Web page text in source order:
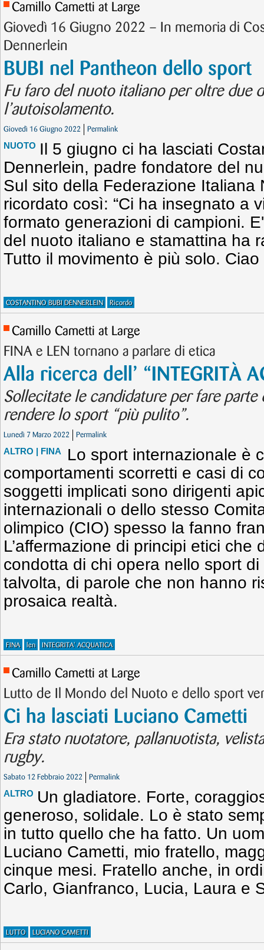
Camillo Cametti at Large
Giovedì 16 Giugno 2022 – In memoria di
Dennerlein
BUBI nel Pantheon dello sport
Fu faro del nuoto italiano per oltre due
l’autoisolamento.
Giovedì 16 Giugno 2022 Permalink
NUOTO Il 5 giugno ci ha lasciati
Dennerlein, padre fondatore del
Sul sito della Federazione Italiana
ricordato così: “Ci ha insegnato a
formato generazioni di campioni.
del nuoto italiano e stamattina ha
Tutto il movimento è più solo. Ciao
COSTANTINO BUBI DENNERLEIN Ricordo
Camillo Cametti at Large
FINA e LEN tornano a parlare di etica
Alla ricerca dell’ “INTEGRITÀ
Sollecitate le candidature per fare parte
rendere lo sport “più pulito”.
Lunedì 7 Marzo 2022 Permalink
ALTRO | FINA
Lo sport internazionale è
comportamenti scorretti e casi di
soggetti implicati sono dirigenti
internazionali o dello stesso
olimpico (CIO) spesso la fanno
L’affermazione di principi etici che
condotta di chi opera nello sport
talvolta, di parole che non hanno
prosaica realtà.
FINA len INTEGRITA' ACQUATICA
Camillo Cametti at Large
Lutto de Il Mondo del Nuoto e dello sport
Ci ha lasciati Luciano Cametti
Era stato nuotatore, pallanuotista,
rugby.
Sabato 12 Febbraio 2022 Permalink
ALTRO Un gladiatore. Forte,
generoso, solidale. Lo è stato
in tutto quello che ha fatto. Un
Luciano Cametti, mio fratello,
cinque mesi. Fratello anche, in
Carlo, Gianfranco, Lucia, Laura e
LUTTO LUCIANO CAMETTI